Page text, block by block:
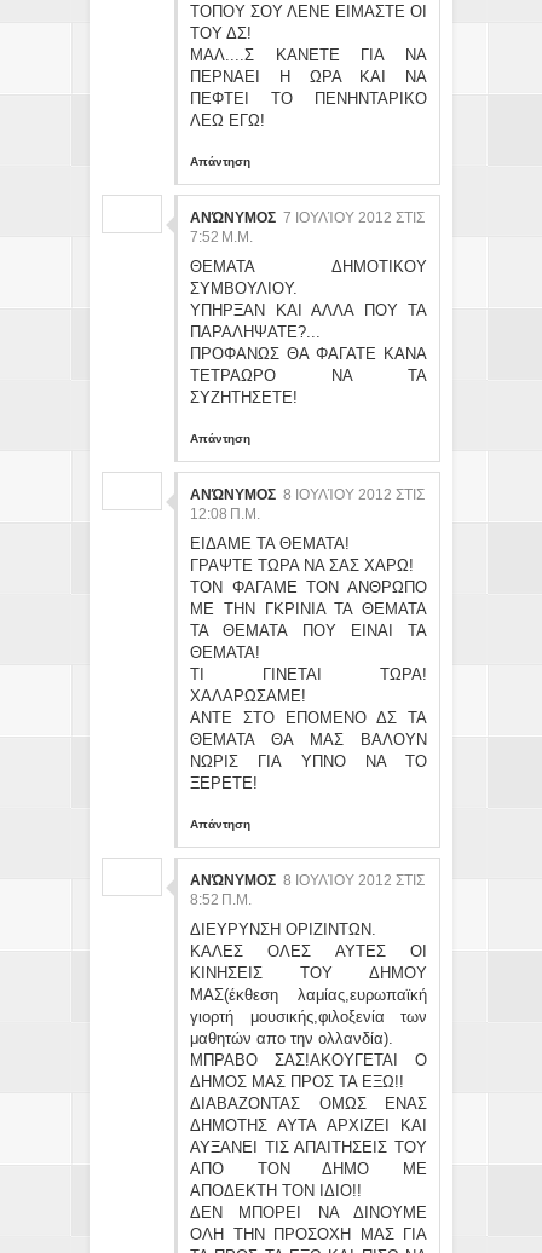
ΤΟΠΟΥ ΣΟΥ ΛΕΝΕ ΕΙΜΑΣΤΕ ΟΙ
ΤΟΥ ΔΣ!
ΜΑΛ....Σ ΚΑΝΕΤΕ ΓΙΑ ΝΑ
ΠΕΡΝΑΕΙ Η ΩΡΑ ΚΑΙ ΝΑ
ΠΕΦΤΕΙ ΤΟ ΠΕΝΗΝΤΑΡΙΚΟ
ΛΕΩ ΕΓΩ!
Απάντηση
ΑΝΏΝΥΜΟΣ 7 ΙΟΥΛΊΟΥ 2012 ΣΤΙΣ
7:52 Μ.Μ.
ΘΕΜΑΤΑ ΔΗΜΟΤΙΚΟΥ
ΣΥΜΒΟΥΛΙΟΥ.
ΥΠΗΡΞΑΝ ΚΑΙ ΑΛΛΑ ΠΟΥ ΤΑ
ΠΑΡΑΛΗΨΑΤΕ?...
ΠΡΟΦΑΝΩΣ ΘΑ ΦΑΓΑΤΕ ΚΑΝΑ
ΤΕΤΡΑΩΡΟ ΝΑ ΤΑ
ΣΥΖΗΤΗΣΕΤΕ!
Απάντηση
ΑΝΏΝΥΜΟΣ 8 ΙΟΥΛΊΟΥ 2012 ΣΤΙΣ
12:08 Π.Μ.
ΕΙΔΑΜΕ ΤΑ ΘΕΜΑΤΑ!
ΓΡΑΨΤΕ ΤΩΡΑ ΝΑ ΣΑΣ ΧΑΡΩ!
ΤΟΝ ΦΑΓΑΜΕ ΤΟΝ ΑΝΘΡΩΠΟ
ΜΕ ΤΗΝ ΓΚΡΙΝΙΑ ΤΑ ΘΕΜΑΤΑ
ΤΑ ΘΕΜΑΤΑ ΠΟΥ ΕΙΝΑΙ ΤΑ
ΘΕΜΑΤΑ!
ΤΙ ΓΙΝΕΤΑΙ ΤΩΡΑ!
ΧΑΛΑΡΩΣΑΜΕ!
ΑΝΤΕ ΣΤΟ ΕΠΟΜΕΝΟ ΔΣ ΤΑ
ΘΕΜΑΤΑ ΘΑ ΜΑΣ ΒΑΛΟΥΝ
ΝΩΡΙΣ ΓΙΑ ΥΠΝΟ ΝΑ ΤΟ
ΞΕΡΕΤΕ!
Απάντηση
ΑΝΏΝΥΜΟΣ 8 ΙΟΥΛΊΟΥ 2012 ΣΤΙΣ
8:52 Π.Μ.
ΔΙΕΥΡΥΝΣΗ ΟΡΙΖΙΝΤΩΝ.
ΚΑΛΕΣ ΟΛΕΣ ΑΥΤΕΣ ΟΙ
ΚΙΝΗΣΕΙΣ ΤΟΥ ΔΗΜΟΥ
ΜΑΣ(έκθεση λαμίας,ευρωπαϊκή
γιορτή μουσικής,φιλοξενία των
μαθητών απο την ολλανδία).
ΜΠΡΑΒΟ ΣΑΣ!ΑΚΟΥΓΕΤΑΙ Ο
ΔΗΜΟΣ ΜΑΣ ΠΡΟΣ ΤΑ ΕΞΩ!!
ΔΙΑΒΑΖΟΝΤΑΣ ΟΜΩΣ ΕΝΑΣ
ΔΗΜΟΤΗΣ ΑΥΤΑ ΑΡΧΙΖΕΙ ΚΑΙ
ΑΥΞΑΝΕΙ ΤΙΣ ΑΠΑΙΤΗΣΕΙΣ ΤΟΥ
ΑΠΟ ΤΟΝ ΔΗΜΟ ΜΕ
ΑΠΟΔΕΚΤΗ ΤΟΝ ΙΔΙΟ!!
ΔΕΝ ΜΠΟΡΕΙ ΝΑ ΔΙΝΟΥΜΕ
ΟΛΗ ΤΗΝ ΠΡΟΣΟΧΗ ΜΑΣ ΓΙΑ